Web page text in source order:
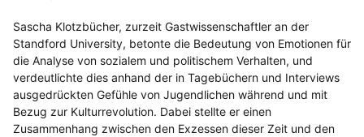
Sascha Klotzbücher, zurzeit Gastwissenschaftler an der
Standford University, betonte die Bedeutung von Emotionen für
die Analyse von sozialem und politischem Verhalten, und
verdeutlichte dies anhand der in Tagebüchern und Interviews
ausgedrückten Gefühle von Jugendlichen während und mit
Bezug zur Kulturrevolution. Dabei stellte er einen
Zusammenhang zwischen den Exzessen dieser Zeit und den